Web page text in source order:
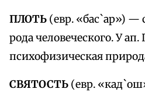
ПЛОТЬ (евр. «бас`ар»)
рода человеческого. У
психофизическая
СВЯТОСТЬ (евр.